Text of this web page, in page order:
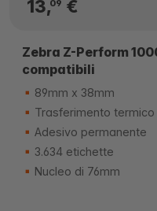
13,09 €
Zebra Z-Perform
compatibili
89mm x 38mm
Trasferimento termico
Adesivo permanente
3.634 etichette
Nucleo di 76mm